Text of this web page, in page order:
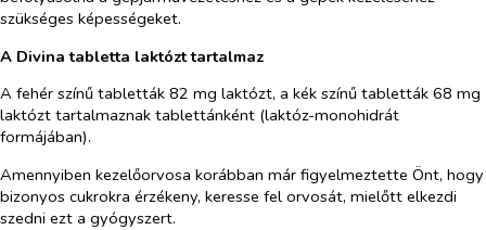
szükséges képességeket.
A Divina tabletta laktózt tartalmaz
A fehér színű tabletták 82 mg laktózt, a kék színű tabletták 68 mg
laktózt tartalmaznak tablettánként (laktóz-monohidrát
formájában).
Amennyiben kezelőorvosa korábban már figyelmeztette Önt, hogy
bizonyos cukrokra érzékeny, keresse fel orvosát, mielőtt elkezdi
szedni ezt a gyógyszert.